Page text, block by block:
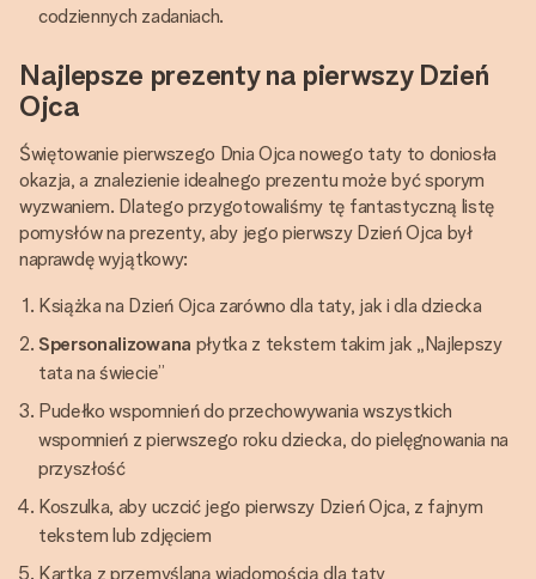
codziennych zadaniach.
Najlepsze prezenty na pierwszy Dzień
Ojca
Świętowanie pierwszego Dnia Ojca nowego taty to doniosła
okazja, a znalezienie idealnego prezentu może być sporym
wyzwaniem. Dlatego przygotowaliśmy tę fantastyczną listę
pomysłów na prezenty, aby jego pierwszy Dzień Ojca był
naprawdę wyjątkowy:
Książka na Dzień Ojca zarówno dla taty, jak i dla dziecka
Spersonalizowana płytka z tekstem takim jak „Najlepszy
tata na świecie”
Pudełko wspomnień do przechowywania wszystkich
wspomnień z pierwszego roku dziecka, do pielęgnowania na
przyszłość
Koszulka, aby uczcić jego pierwszy Dzień Ojca, z fajnym
tekstem lub zdjęciem
Kartka z przemyślaną wiadomością dla taty